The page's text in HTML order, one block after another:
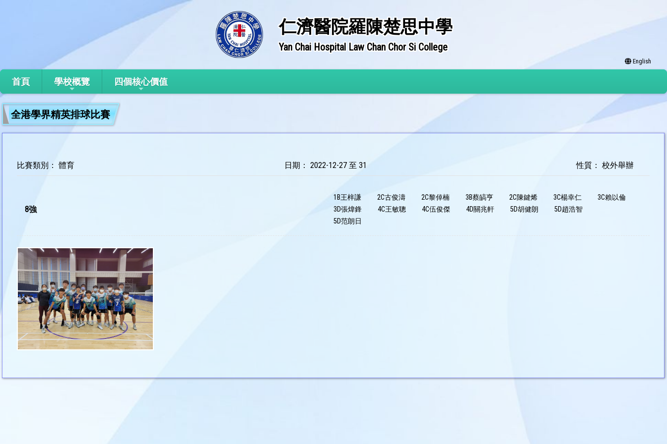
仁濟醫院羅陳楚思中學
Yan Chai Hospital Law Chan Chor Si College
English
首頁 學校概覽 四個核心價值
全港學界精英排球比賽
比賽類別： 體育 日期： 2022-12-27 至 31 性質： 校外舉辦
8強
1B王梓謙 2C古俊濤 2C黎倬楠 3B蔡皜亨 2C陳鍵烯 3C楊幸仁
3C賴以倫
3D張煒鋒
4C王敏聰 4C伍俊傑 4D關兆軒 5D胡健朗
5D趙浩智
5D范朗日